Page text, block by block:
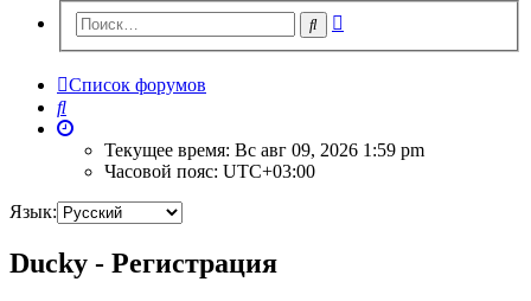
Поиск
Список форумов
Поиск
Текущее время: Вс авг 09, 2026 1:59 pm
Часовой пояс: UTC+03:00
Язык:
Ducky - Регистрация